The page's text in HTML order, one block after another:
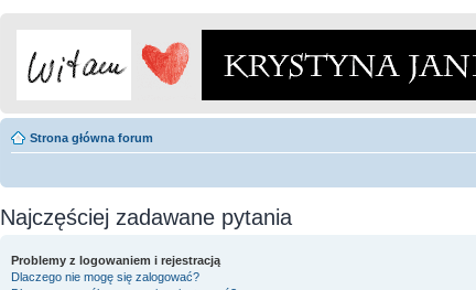
Strona główna forum
Najczęściej zadawane pytania
Problemy z logowaniem i rejestracją
Dlaczego nie mogę się zalogować?